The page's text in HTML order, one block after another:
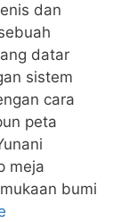
dan
datar
sistem
cara
peta
meja
bumi